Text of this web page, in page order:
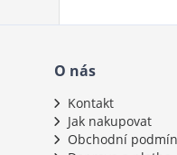
O nás
Kontakt
Jak nakupovat
Obchodní